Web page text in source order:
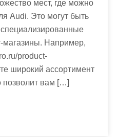
мест, где можно
Audi. Это могут быть
магазины. Например,
product-
широкий ассортимент
позволит вам […]